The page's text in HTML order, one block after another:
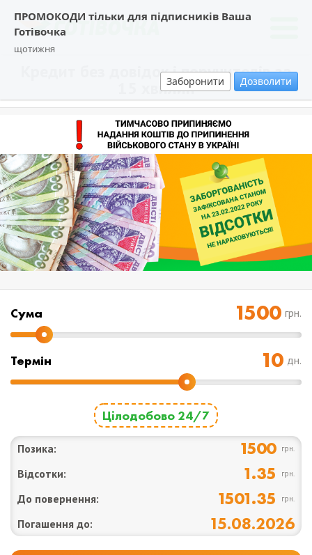
ПРОМОКОДИ тільки для підписників Ваша
Готівочка
щотижня
Заборонити Дозволити
Кредит без довідок і поручителів за
15 хвилин
Cума грн.
Термін дн.
Цілодобово 24/7
Позика: 1500 грн.
Відсотки: 1.35 грн.
До повернення: 1501.35 грн.
Погашення до: 15.08.2026